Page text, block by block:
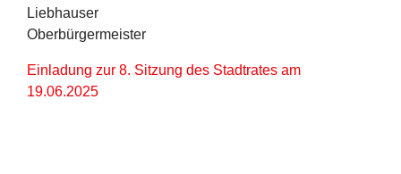
Liebhauser
Oberbürgermeister
Einladung zur 8. Sitzung des Stadtrates am
19.06.2025